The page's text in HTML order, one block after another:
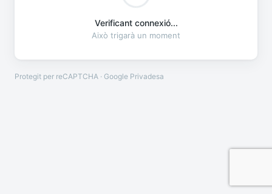
Verificant connexió...
Això trigarà un moment
Protegit per reCAPTCHA · Google Privadesa